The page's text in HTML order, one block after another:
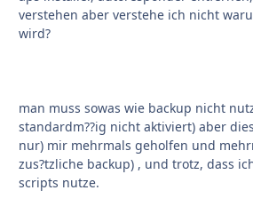
verstehen aber verstehe ich nicht
wird?
man muss sowas wie backup nicht
standardm??ig nicht aktiviert) aber
nur) mir mehrmals geholfen und
zus?tzliche backup) , und trotz, dass
scripts nutze.